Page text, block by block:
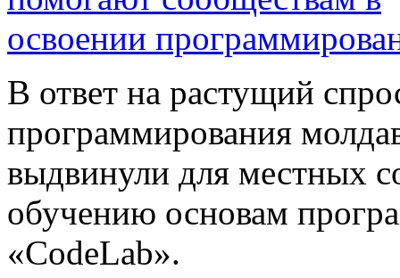
В ответ на растущий
программирования
выдвинули для местных
обучению основам
«CodeLab».